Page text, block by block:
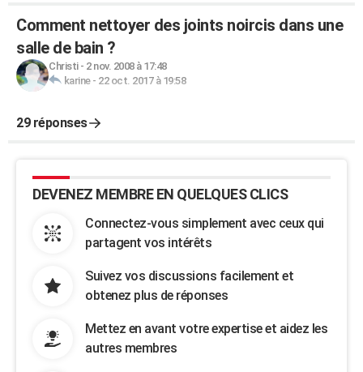
Comment nettoyer des joints noircis dans une
salle de bain ?
Christi- 2 nov. 2008 à 17:48
karine- 22 oct. 2017 à 19:58
29 réponses
DEVENEZ MEMBRE EN QUELQUES CLICS
Connectez-vous simplement avec ceux qui
partagent vos intérêts
Suivez vos discussions facilement et
obtenez plus de réponses
Mettez en avant votre expertise et aidez les
autres membres